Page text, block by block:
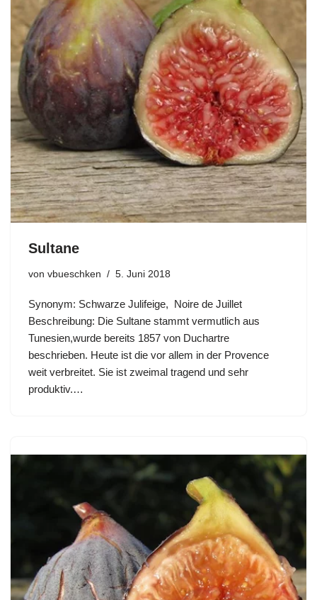
Sultane
von vbueschken 5. Juni 2018
Synonym: Schwarze Julifeige, Noire de Juillet
Beschreibung: Die Sultane stammt vermutlich aus
Tunesien,wurde bereits 1857 von Duchartre
beschrieben. Heute ist die vor allem in der Provence
weit verbreitet. Sie ist zweimal tragend und sehr
produktiv.…